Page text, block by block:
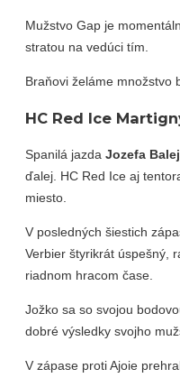
Mužstvo Gap je
stratou na vedúci tím.
Braňovi želáme množstvo
HC Red Ice
Spanilá jazda Jozefa
ďalej. HC Red Ice aj
miesto.
V posledných šiestich
Verbier štyrikrát úspešný,
riadnom hracom čase.
Jožko sa so svojou
dobré výsledky svojho
V zápase proti Ajoie